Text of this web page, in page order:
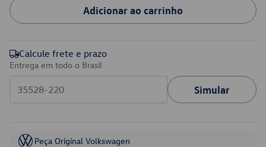
Adicionar ao carrinho
Calcule frete e prazo
Entrega em todo o Brasil
Simular
Peça Original Volkswagen